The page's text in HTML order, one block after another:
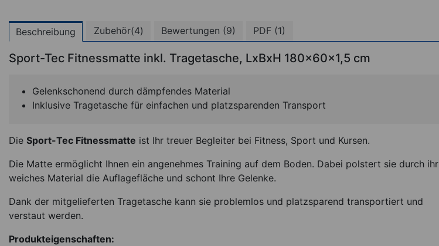
Beschreibung Zubehör(4) Bewertungen (9) PDF (1)
Sport-Tec Fitnessmatte inkl. Tragetasche, LxBxH 180x60x1,5 cm
Gelenkschonend durch dämpfendes Material
Inklusive Tragetasche für einfachen und platzsparenden Transport
Die Sport-Tec Fitnessmatte ist Ihr treuer Begleiter bei Fitness, Sport und Kursen.
Die Matte ermöglicht Ihnen ein angenehmes Training auf dem Boden. Dabei polstert sie durch ihr
weiches Material die Auflagefläche und schont Ihre Gelenke.
Dank der mitgelieferten Tragetasche kann sie problemlos und platzsparend transportiert und
verstaut werden.
Produkteigenschaften: